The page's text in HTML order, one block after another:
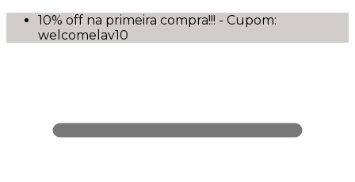
10% off na primeira compra!!! - Cupom:
welcomelav10